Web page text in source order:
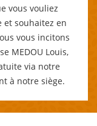
vous vouliez
et souhaitez en
vous incitons
MEDOU Louis,
via notre
à notre siège.